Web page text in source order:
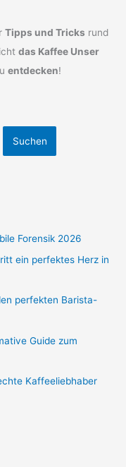
Tipps und Tricks rund
das Kaffee Unser
entdecken!
Suchen
Forensik 2026
ein perfektes Herz in
perfekten Barista-
Guide zum
Kaffeeliebhaber